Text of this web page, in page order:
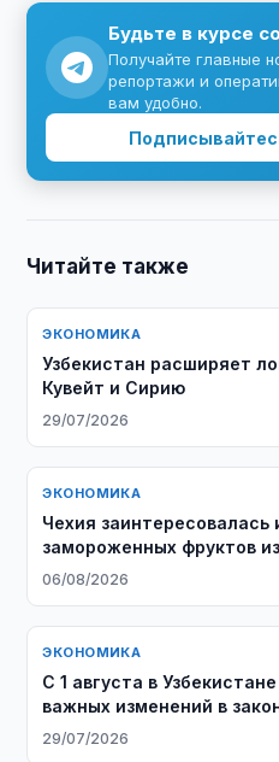
Будьте в курсе
Получайте главные
репортажи и
вам удобно.
Читайте также
ЭКОНОМИКА
Узбекистан расширяет
Кувейт и Сирию
29/07/2026
ЭКОНОМИКА
Чехия заинтересовалась
замороженных фруктов
06/08/2026
ЭКОНОМИКА
С 1 августа в
важных изменений в
29/07/2026